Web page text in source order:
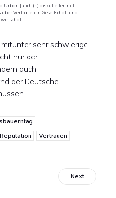
Urban Jülich (r.) diskutierten mit
über Vertrauen in Gesellschaft und
sehr schwierige
nur der
auch
der Deutsche
Reputation Vertrauen
Next